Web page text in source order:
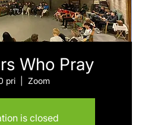
Who Pray
pri
  |
Zoom
is closed